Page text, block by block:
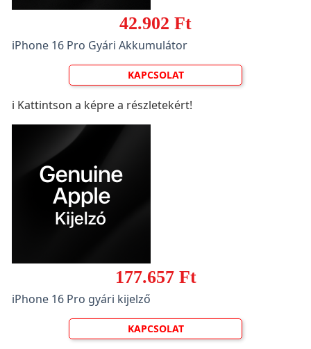
42.902 Ft
iPhone 16 Pro Gyári Akkumulátor
KAPCSOLAT
ℹ️ Kattintson a képre a részletekért!
177.657 Ft
iPhone 16 Pro gyári kijelző
KAPCSOLAT